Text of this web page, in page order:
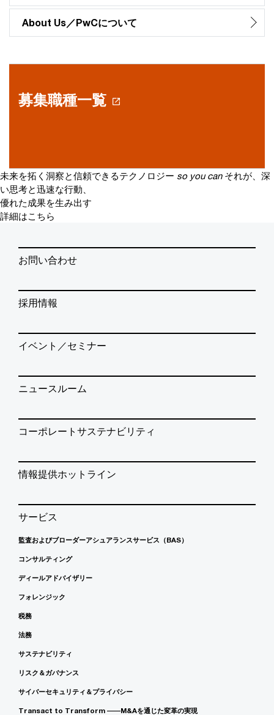
About Us／PwCについて
募集職種一覧
未来を拓く洞察と信頼できるテクノロジー so you can それが、深
い思考と迅速な行動、
優れた成果を生み出す
詳細はこちら
お問い合わせ
採用情報
イベント／セミナー
ニュースルーム
コーポレートサステナビリティ
情報提供ホットライン
サービス
監査およびブローダーアシュアランスサービス（BAS）
コンサルティング
ディールアドバイザリー
フォレンジック
税務
法務
サステナビリティ
リスク＆ガバナンス
サイバーセキュリティ＆プライバシー
Transact to Transform ――M&Aを通じた変革の実現